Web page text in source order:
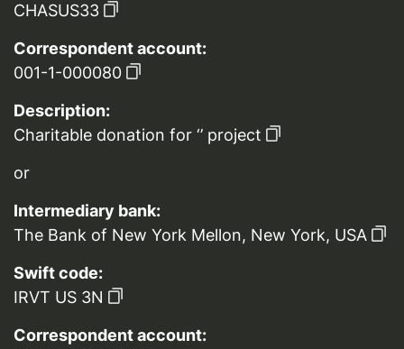
CHASUS33
Correspondent account:
001-1-000080
Description:
Charitable donation for ‘’ project
or
Intermediary bank:
The Bank of New York Mellon, New York, USA
Swift code:
IRVT US 3N
Correspondent account: